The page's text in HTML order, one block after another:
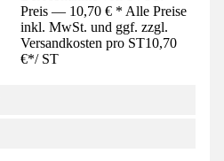
Preis — 10,70 € * Alle Preise
inkl. MwSt. und ggf. zzgl.
Versandkosten pro ST10,70
€*/ ST